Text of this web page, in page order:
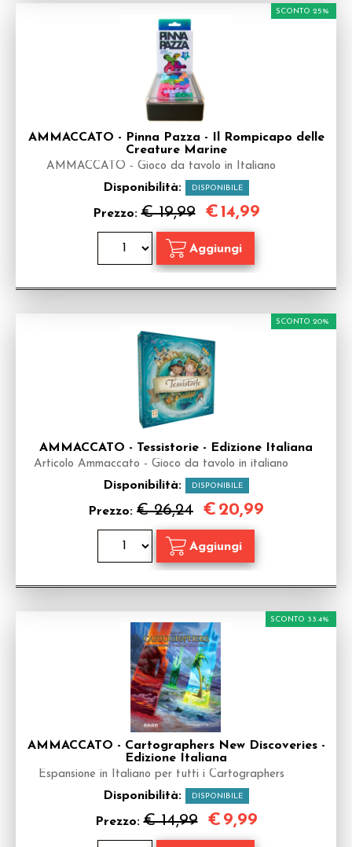
AMMACCATO - Pinna Pazza - Il Rompicapo delle
Creature Marine
AMMACCATO - Gioco da tavolo in Italiano
Disponibilità: DISPONIBILE
Prezzo:€ 19,99
SCONTO 25%
€14,99
AMMACCATO - Tessistorie - Edizione Italiana
Articolo Ammaccato - Gioco da tavolo in italiano
Disponibilità: DISPONIBILE
Prezzo: € 26,24
SCONTO 20%
€ 20,99
AMMACCATO - Cartographers New Discoveries -
Edizione Italiana
Espansione in Italiano per tutti i Cartographers
Disponibilità: DISPONIBILE
Prezzo:€ 14,99
SCONTO 33.4%
€ 9,99